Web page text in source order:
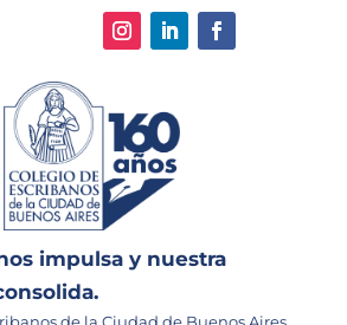
impulsa y nuestra
de la Ciudad de Buenos Aires,